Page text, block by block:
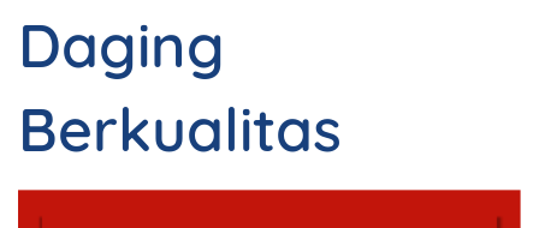
Daging
Berkualitas